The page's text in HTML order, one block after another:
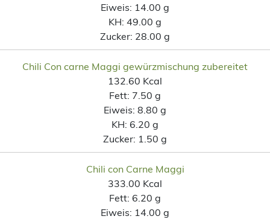
Eiweis: 14.00 g
KH: 49.00 g
Zucker: 28.00 g
Chili Con carne Maggi gewürzmischung zubereitet
132.60 Kcal
Fett: 7.50 g
Eiweis: 8.80 g
KH: 6.20 g
Zucker: 1.50 g
Chili con Carne Maggi
333.00 Kcal
Fett: 6.20 g
Eiweis: 14.00 g